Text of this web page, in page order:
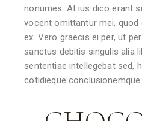
nonumes. At ius dico erant
vocent omittantur mei,
ex. Vero graecis ei per, ut
sanctus debitis singulis alia
sententiae intellegebat sed,
cotidieque conclusionemque.